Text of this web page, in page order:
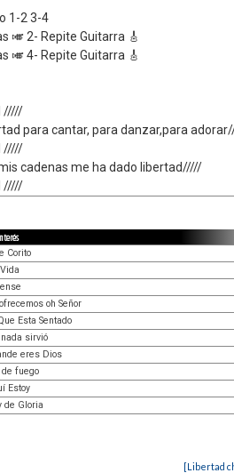
1-2 3-4
🎺 2- Repite Guitarra 🎸
🎺 4- Repite Guitarra 🎸
/////
para cantar, para danzar,para
/////
cadenas me ha dado libertad/////
/////
Corito
oh Señor
Esta Sentado
sirvió
eres Dios
fuego
Estoy
de Gloria
[Libertad